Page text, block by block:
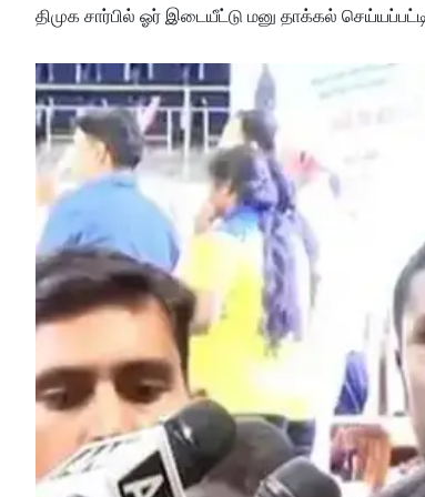
திமுக சார்பில் ஓர் இடையீட்டு மனு தாக்கல்